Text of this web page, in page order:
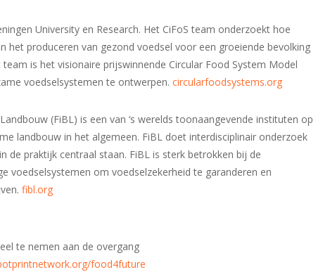
University en Research. Het CiFoS team onderzoekt hoe
het produceren van gezond voedsel voor een groeiende bevolking
is het visionaire prijswinnende Circular Food System Model
voedselsystemen te ontwerpen.circularfoodsystems.org
(FiBL) is een van ‘s werelds toonaangevende instituten op
landbouw in het algemeen. FiBL doet interdisciplinair onderzoek
de praktijk centraal staan. FiBL is sterk betrokken bij de
voedselsystemen om voedselzekerheid te garanderen en
fibl.org
te nemen aan de overgang
food4future